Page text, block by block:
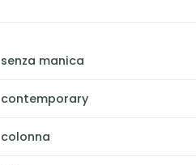
senza manica
contemporary
colonna